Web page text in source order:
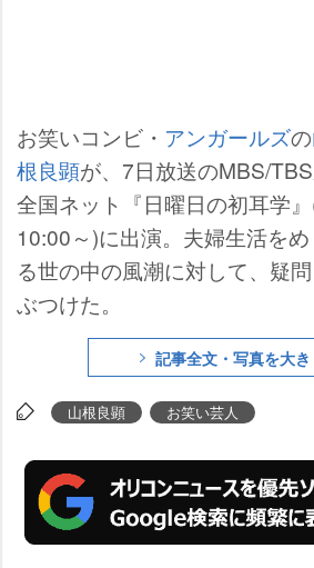
お笑いコンビ・ アンガールズの
根良顕が、7日放送のMBS/
全国ネット『日曜日の初耳学
10:00～)に出演。夫婦生活をめ
る世の中の風潮に対して、疑
ぶつけた。
記事全文・写真を大
山根良顕 お笑い芸人